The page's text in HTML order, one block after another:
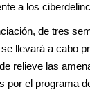
a los
de tres
llevará a cabo
relieve las
por el programa